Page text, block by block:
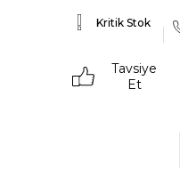
Kritik Stok
Tavsiye
Et